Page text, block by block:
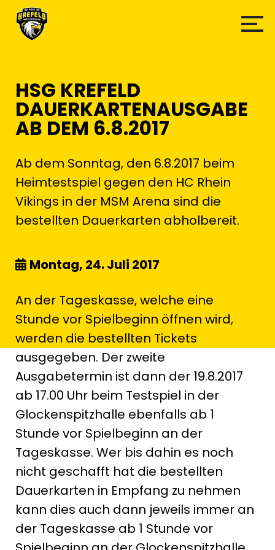
HSG KREFELD
DAUERKARTENAUSGABE
AB DEM 6.8.2017
Ab dem Sonntag, den 6.8.2017 beim
Heimtestspiel gegen den HC Rhein
Vikings in der MSM Arena sind die
bestellten Dauerkarten abholbereit.
Montag, 24. Juli 2017
An der Tageskasse, welche eine
Stunde vor Spielbeginn öffnen wird,
werden die bestellten Tickets
ausgegeben. Der zweite
Ausgabetermin ist dann der 19.8.2017
ab 17.00 Uhr beim Testspiel in der
Glockenspitzhalle ebenfalls ab 1
Stunde vor Spielbeginn an der
Tageskasse. Wer bis dahin es noch
nicht geschafft hat die bestellten
Dauerkarten in Empfang zu nehmen
kann dies auch dann jeweils immer an
der Tageskasse ab 1 Stunde vor